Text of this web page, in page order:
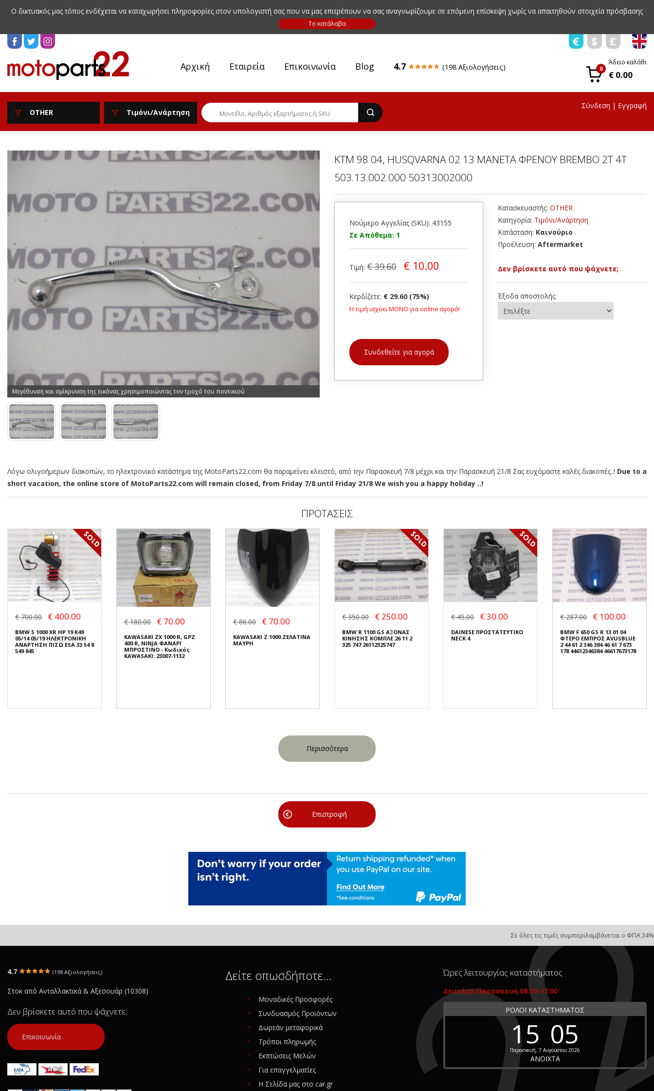
Ο δικτυακός μας τόπος ενδέχεται να καταχωρήσει πληροφορίες στον υπολογιστή σας που να μας επιτρέπουν να σας αναγνωρίζουμε σε επόμενη επίσκεψη χωρίς να απαιτηθούν στοιχεία πρόσβασης
Αρχική Εταιρεία Επικοινωνία Blog 4.7 (198 Αξιολογήσεις) 0
Άδειο καλάθι
€ 0.00
OTHER Τιμόνι/Ανάρτηση
Σύνδεση | Εγγραφή
Μεγέθυνση και σμίκρυνση της εικόνας χρησιμοποιώντας τον τροχό του ποντικιού
KTM 98 04, HUSQVARNA 02 13 ΜΑΝΕΤΑ ΦΡΕΝΟΥ BREMBO 2T 4T
503.13.002.000 50313002000
Νούμερο Αγγελίας (SKU): 43155
Σε Απόθεμα: 1
Τιμή: € 39.60 € 10.00
Κερδίζετε: € 29.60 (75%)
Η τιμή ισχύει ΜΟΝΟ για online αγορά!
Συνδεθείτε για αγορά
Κατασκευαστής: OTHER
Κατηγορία: Τιμόνι/Ανάρτηση
Κατάσταση: Καινούριο
Προέλευση: Aftermarket
Δεν βρίσκετε αυτό που ψάχνετε;
Έξοδα αποστολής:
Λόγω ολιγοήμερων διακοπών, το ηλεκτρονικό κατάστημα της MotoParts22.com θα παραμείνει κλειστό, από την Παρασκευή 7/8 μέχρι και την Παρασκευή 21/8 Σας ευχόμαστε καλές διακοπές..! Due to a
short vacation, the online store of MotoParts22.com will remain closed, from Friday 7/8 until Friday 21/8 We wish you a happy holiday ..!
ΠΡΟΤΑΣΕΙΣ
€ 700.00 € 400.00
BMW S 1000 XR HP 19 K49
05/14 05/19 ΗΛΕΚΤΡΟΝΙΚΗ
ΑΝΑΡΤΗΣΗ ΠΙΣΩ ESA 33 54 8
549 845
€ 180.00 € 70.00
KAWASAKI ZX 1000 R, GPZ
400 R, NINJA ΦΑΝΑΡΙ
ΜΠΡΟΣΤΙΝΟ - Κωδικός
KAWASAKI: 23007-1132
€ 86.00 € 70.00
KAWASAKI Z 1000 ΖΕΛΑΤΙΝΑ
ΜΑΥΡΗ
€ 350.00 € 250.00
BMW R 1100 GS ΑΞΟΝΑΣ
ΚΙΝΗΣΗΣ ΚΟΜΠΛΕ 26 11 2
325 747 26112325747
€ 45.00 € 30.00
DAINESE ΠΡΟΣΤΑΤΕΥΤΙΚΟ
NECK 4
€ 287.00 € 100.00
BMW F 650 GS R 13 01 04
ΦΤΕΡΟ ΕΜΠΡΟΣ AVUSBLUE
2 44 61 2 346 384 46 61 7 673
178 44612346384 46617673178
Περισσότερα
Επιστροφή
Σε όλες τις τιμές συμπεριλαμβάνεται ο ΦΠΑ 24%
4.7 (198 Αξιολογήσεις)
Στοκ από Ανταλλακτικά & Αξεσουάρ (10308)
Δεν βρίσκετε αυτό που ψάχνετε;
Επικοινωνία
Δείτε οπωσδήποτε…
Μοναδικές Προσφορές
Συνδυασμός Προϊόντων
Δωρεάν μεταφορικά
Τρόποι πληρωμής
Εκπτώσεις Μελών
Για επαγγελματίες
Η Σελίδα μας στο car.gr
Ώρες λειτουργίας καταστήματος
Δευτέρα-Παρασκευή 08:30-17:00
ΡΟΛΟΪ ΚΑΤΑΣΤΗΜΑΤΟΣ
15 05
Παρασκευή, 7 Αυγούστου 2026
ΑΝΟΙΧΤΑ